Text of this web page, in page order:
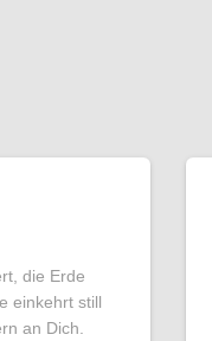
die Erde
einkehrt still
an Dich.